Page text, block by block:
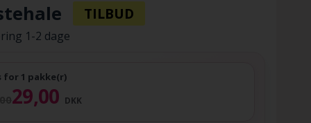
1-2 dage
for 1 pakke(r)
29,00 DKK